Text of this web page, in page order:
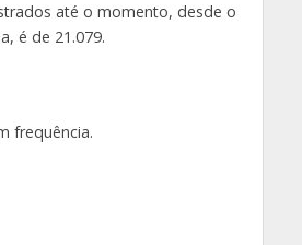
até o momento, desde o
é de 21.079.
frequência.